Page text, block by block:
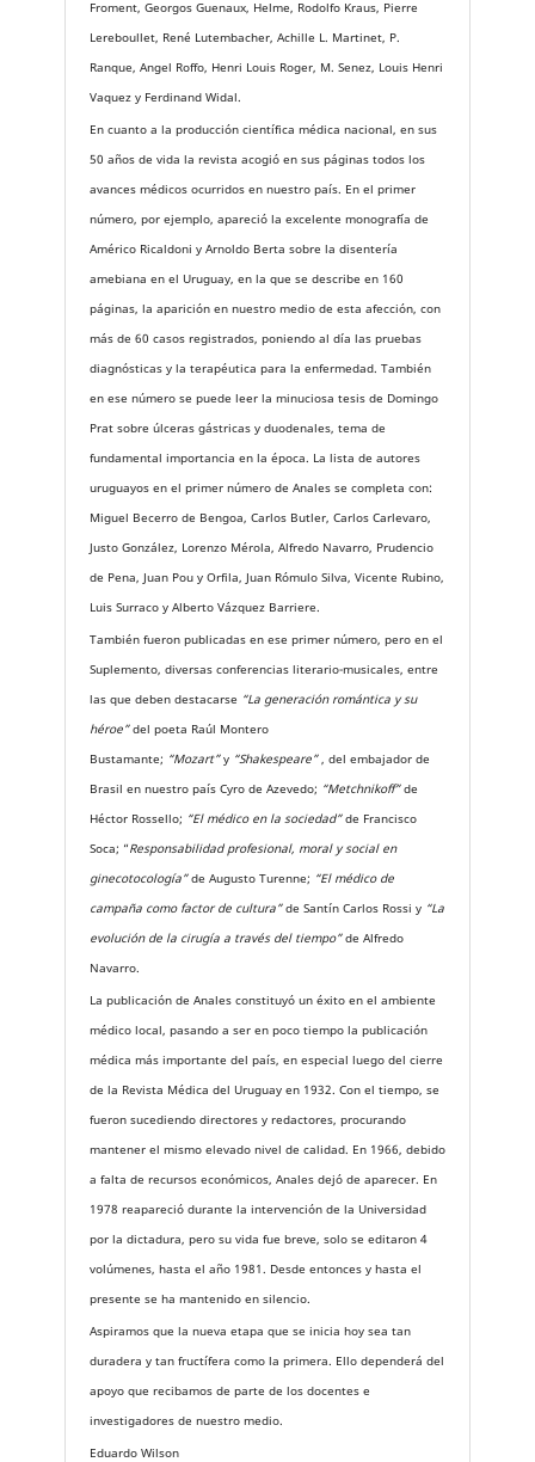
Froment, Georgos Guenaux, Helme, Rodolfo Kraus, Pierre
Lereboullet, René Lutembacher, Achille L. Martinet, P.
Ranque, Angel Roffo, Henri Louis Roger, M. Senez, Louis Henri
Vaquez y Ferdinand Widal.
En cuanto a la producción científica médica nacional, en sus
50 años de vida la revista acogió en sus páginas todos los
avances médicos ocurridos en nuestro país. En el primer
número, por ejemplo, apareció la excelente monografía de
Américo Ricaldoni y Arnoldo Berta sobre la disentería
amebiana en el Uruguay, en la que se describe en 160
páginas, la aparición en nuestro medio de esta afección, con
más de 60 casos registrados, poniendo al día las pruebas
diagnósticas y la terapéutica para la enfermedad. También
en ese número se puede leer la minuciosa tesis de Domingo
Prat sobre úlceras gástricas y duodenales, tema de
fundamental importancia en la época. La lista de autores
uruguayos en el primer número de Anales se completa con:
Miguel Becerro de Bengoa, Carlos Butler, Carlos Carlevaro,
Justo González, Lorenzo Mérola, Alfredo Navarro, Prudencio
de Pena, Juan Pou y Orfila, Juan Rómulo Silva, Vicente Rubino,
Luis Surraco y Alberto Vázquez Barriere.
También fueron publicadas en ese primer número, pero en el
Suplemento, diversas conferencias literario-musicales, entre
las que deben destacarse “La generación romántica y su
héroe”del poeta Raúl Montero
Bustamante; “Mozart”y “Shakespeare”, del embajador de
Brasil en nuestro país Cyro de Azevedo; “Metchnikoff”de
Héctor Rossello; “El médico en la sociedad”de Francisco
Soca; “Responsabilidad profesional, moral y social en
ginecotocología”de Augusto Turenne; “El médico de
campaña como factor de cultura”de Santín Carlos Rossi y “La
evolución de la cirugía a través del tiempo”de Alfredo
Navarro.
La publicación de Anales constituyó un éxito en el ambiente
médico local, pasando a ser en poco tiempo la publicación
médica más importante del país, en especial luego del cierre
de la Revista Médica del Uruguay en 1932. Con el tiempo, se
fueron sucediendo directores y redactores, procurando
mantener el mismo elevado nivel de calidad. En 1966, debido
a falta de recursos económicos, Anales dejó de aparecer. En
1978 reapareció durante la intervención de la Universidad
por la dictadura, pero su vida fue breve, solo se editaron 4
volúmenes, hasta el año 1981. Desde entonces y hasta el
presente se ha mantenido en silencio.
Aspiramos que la nueva etapa que se inicia hoy sea tan
duradera y tan fructífera como la primera. Ello dependerá del
apoyo que recibamos de parte de los docentes e
investigadores de nuestro medio.
Eduardo Wilson